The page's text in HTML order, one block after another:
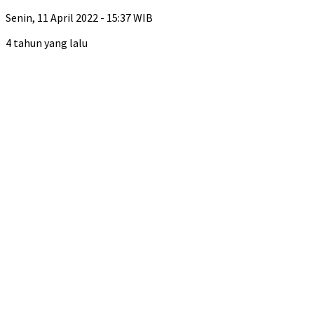
Senin, 11 April 2022 - 15:37 WIB
4 tahun yang lalu